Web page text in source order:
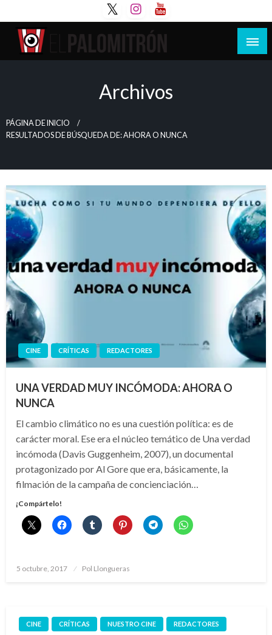
al
contenido
Tu espacio de la industria de cine española y
Archivos
PÁGINA DE INICIO
RESULTADOS DE BÚSQUEDA DE: AHORA O NUNCA
CINE CRÍTICAS REDACTORES
UNA VERDAD MUY INCÓMODA: AHORA O
NUNCA
El cambio climático no es una cuestión política: es de
carácter moral. Ese era el núcleo temático de Una verdad
incómoda (Davis Guggenheim, 2007), un documental
protagonizado por Al Gore que era, básicamente, la
filmación de la campaña de concienciación…
¡Compártelo!
Publicado
5 octubre, 2017 Pol Llongueras
CINE CRÍTICAS NUESTRO CINE REDACTORES